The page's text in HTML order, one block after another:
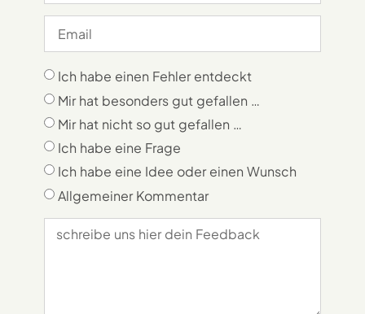
Ich habe einen Fehler entdeckt
Mir hat besonders gut gefallen …
Mir hat nicht so gut gefallen …
Ich habe eine Frage
Ich habe eine Idee oder einen Wunsch
Allgemeiner Kommentar